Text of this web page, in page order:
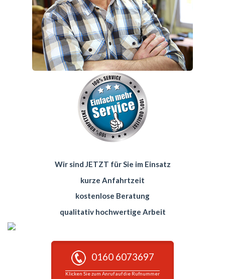
Wir sind JETZT für Sie im Einsatz
kurze Anfahrtzeit
kostenlose Beratung
qualitativ hochwertige Arbeit
0160 6073697
Klicken Sie zum Anruf auf die Rufnummer